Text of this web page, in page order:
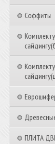
Соффиты
ПЛИТА